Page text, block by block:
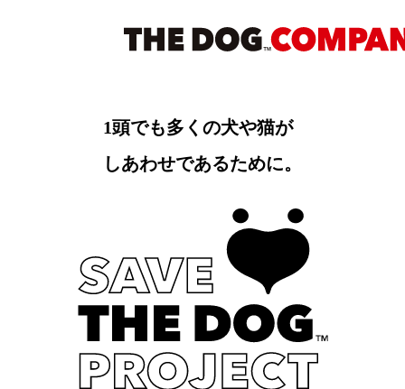
1頭でも多くの犬や猫が
しあわせであるために。